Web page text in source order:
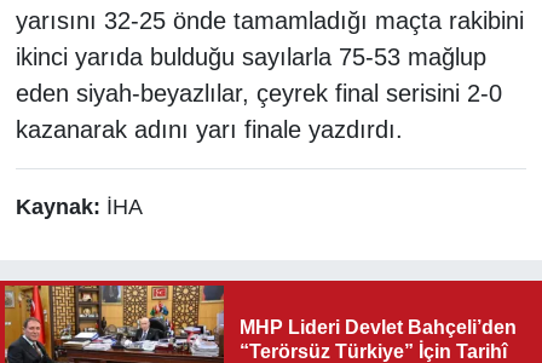
yarısını 32-25 önde tamamladığı maçta rakibini
ikinci yarıda bulduğu sayılarla 75-53 mağlup
eden siyah-beyazlılar, çeyrek final serisini 2-0
kazanarak adını yarı finale yazdırdı.
Kaynak: İHA
MHP Lideri Devlet Bahçeli’den
“Terörsüz Türkiye” İçin Tarihî